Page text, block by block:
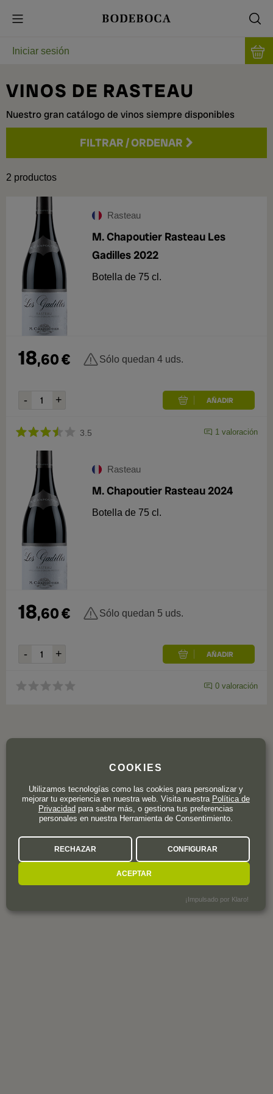
Iniciar sesión
VINOS DE RASTEAU
Nuestro gran catálogo de vinos siempre disponibles
FILTRAR/ORDENAR
Precio
Añada
2022
2024 1
2 productos
Rasteau
M. Chapoutier Rasteau Les
Gadilles 2022
Botella de 75 cl.
18,60€ Sólo quedan 4 uds.
3.5 1 valoración
Rasteau
M. Chapoutier Rasteau 2024
Botella de 75 cl.
18,60€ Sólo quedan 5 uds.
0 valoración
COOKIES
Utilizamos tecnologías como las cookies para personalizar y
mejorar tu experiencia en nuestra web. Visita nuestra Política de
Privacidadpara saber más, o gestiona tus preferencias
personales en nuestra Herramienta de Consentimiento.
RECHAZAR CONFIGURAR
ACEPTAR
¡Impulsado por Klaro!